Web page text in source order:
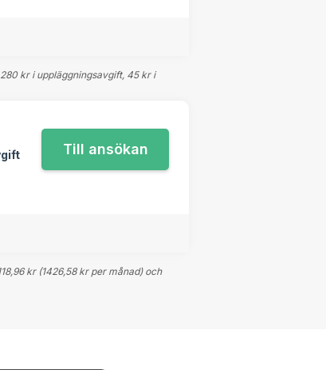
kr i uppläggningsavgift, 45 kr i
kr (1426,58 kr per månad) och